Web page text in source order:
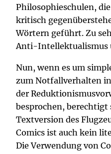
Philosophieschulen,
kritisch
Wörtern geführt. Zu
Anti-Intellektualismus
Nun, wenn es um
zum Notfallverhalten
der
besprochen, berechtigt
Textversion des
Comics ist auch kein
Die Verwendung von